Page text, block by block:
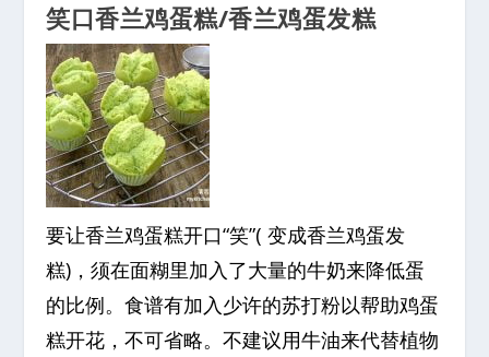
笑口香兰鸡蛋糕/香兰鸡蛋发糕
要让香兰鸡蛋糕开口“笑”( 变成香兰鸡蛋发
糕)，须在面糊里加入了大量的牛奶来降低蛋
的比例。食谱有加入少许的苏打粉以帮助鸡蛋
糕开花，不可省略。不建议用牛油来代替植物